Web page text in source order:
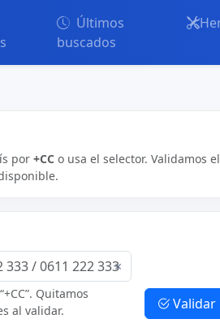
Últimos
buscados
por +CC o usa el selector. Validamos el
×
Quitamos
al validar.
Validar